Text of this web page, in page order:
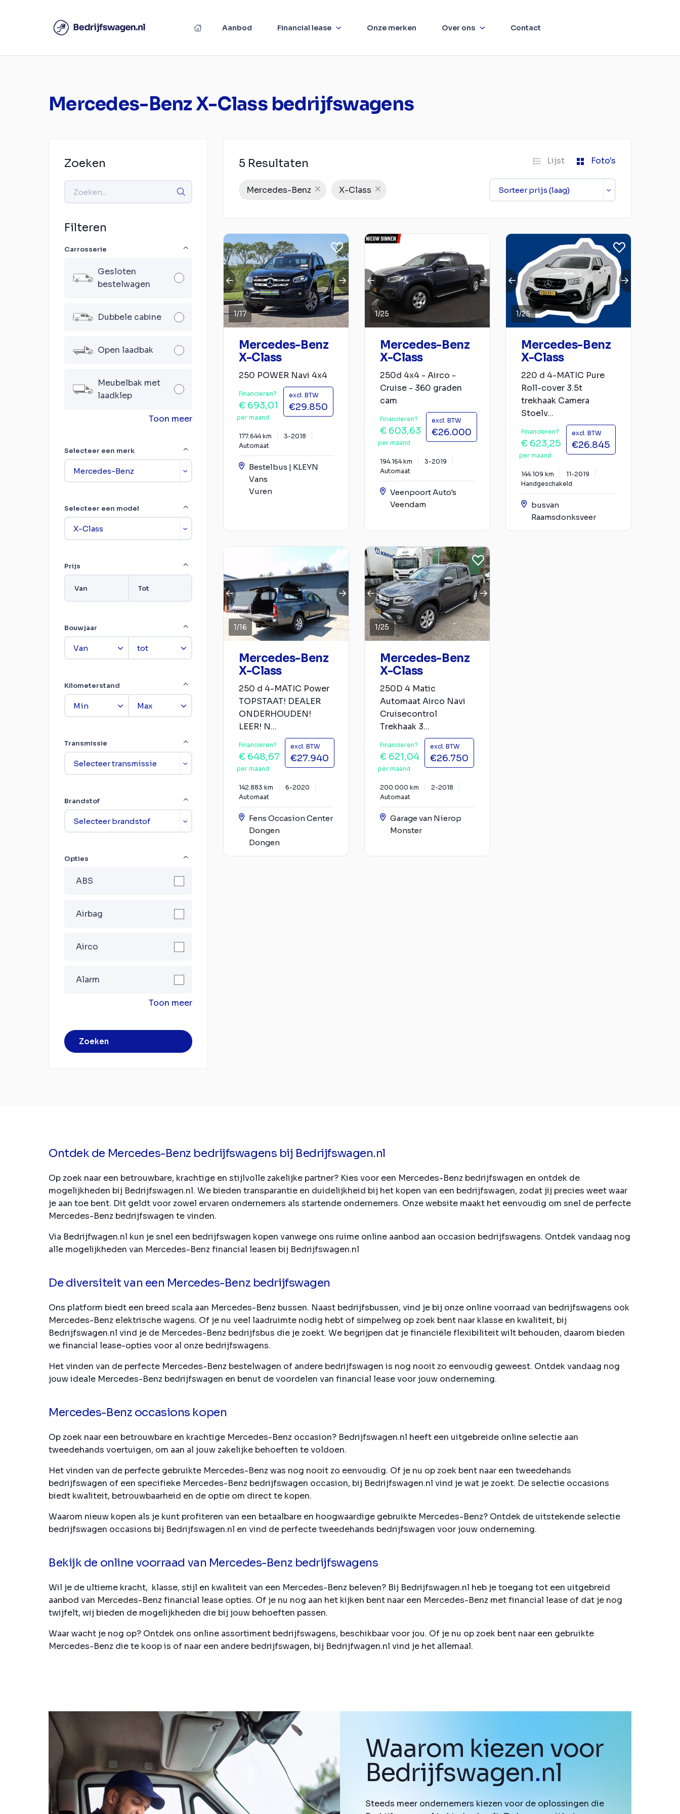
Aanbod Financial lease Onze merken Over ons Contact
Mercedes-Benz X-Class bedrijfswagens
Zoeken
Filteren
Carrosserie
Gesloten
bestelwagen
Dubbele cabine
Open laadbak
Meubelbak met
laadklep
Toon meer
Selecteer een merk
Selecteer een model
Prijs
Van Tot
Bouwjaar
Kilometerstand
Transmissie
Brandstof
Opties
ABS
Airbag
Airco
Alarm
Toon meer
Zoeken
5 Resultaten Lijst Foto's
Mercedes-Benz X-Class
1/17
Mercedes-Benz
X-Class
250 POWER Navi 4x4
Financieren?
€ 693,01
per maand
excl. BTW
€29.850
177.644 km
3-2018
Automaat
Bestelbus | KLEYN
Vans
Vuren
1/25
Mercedes-Benz
X-Class
250d 4x4 - Airco -
Cruise - 360 graden
cam
Financieren?
€ 603,63
per maand
excl. BTW
€26.000
194.164 km
3-2019
Automaat
Veenpoort Auto's
Veendam
1/25
Mercedes-Benz
X-Class
220 d 4-MATIC Pure
Roll-cover 3.5t
trekhaak Camera
Stoelv...
Financieren?
€ 623,25
per maand
excl. BTW
€26.845
144.109 km
11-2019
Handgeschakeld
busvan
Raamsdonksveer
1/16
Mercedes-Benz
X-Class
250 d 4-MATIC Power
TOPSTAAT! DEALER
ONDERHOUDEN!
LEER! N...
Financieren?
€ 648,67
per maand
excl. BTW
€27.940
142.883 km
6-2020
Automaat
Fens Occasion Center
Dongen
Dongen
1/25
Mercedes-Benz
X-Class
250D 4 Matic
Automaat Airco Navi
Cruisecontrol
Trekhaak 3...
Financieren?
€ 621,04
per maand
excl. BTW
€26.750
200.000 km
2-2018
Automaat
Garage van Nierop
Monster
Ontdek de Mercedes-Benz bedrijfswagens bij Bedrijfswagen.nl
Op zoek naar een betrouwbare, krachtige en stijlvolle zakelijke partner? Kies voor een Mercedes-Benz bedrijfswagen en ontdek de
mogelijkheden bij Bedrijfswagen.nl. We bieden transparantie en duidelijkheid bij het kopen van een bedrijfswagen, zodat jij precies weet waar
je aan toe bent. Dit geldt voor zowel ervaren ondernemers als startende ondernemers. Onze website maakt het eenvoudig om snel de perfecte
Mercedes-Benz bedrijfswagen te vinden.
Via Bedrijfwagen.nl kun je snel een bedrijfswagen kopen vanwege ons ruime online aanbod aan occasion bedrijfswagens. Ontdek vandaag nog
alle mogelijkheden van Mercedes-Benz financial leasen bij Bedrijfswagen.nl
De diversiteit van een Mercedes-Benz bedrijfswagen
Ons platform biedt een breed scala aan Mercedes-Benz bussen. Naast bedrijfsbussen, vind je bij onze online voorraad van bedrijfswagens ook
Mercedes-Benz elektrische wagens. Of je nu veel laadruimte nodig hebt of simpelweg op zoek bent naar klasse en kwaliteit, bij
Bedrijfswagen.nl vind je de Mercedes-Benz bedrijfsbus die je zoekt. We begrijpen dat je financiële flexibiliteit wilt behouden, daarom bieden
we financial lease-opties voor al onze bedrijfswagens.
Het vinden van de perfecte Mercedes-Benz bestelwagen of andere bedrijfswagen is nog nooit zo eenvoudig geweest. Ontdek vandaag nog
jouw ideale Mercedes-Benz bedrijfswagen en benut de voordelen van financial lease voor jouw onderneming.
Mercedes-Benz occasions kopen
Op zoek naar een betrouwbare en krachtige Mercedes-Benz occasion? Bedrijfswagen.nl heeft een uitgebreide online selectie aan
tweedehands voertuigen, om aan al jouw zakelijke behoeften te voldoen.
Het vinden van de perfecte gebruikte Mercedes-Benz was nog nooit zo eenvoudig. Of je nu op zoek bent naar een tweedehands
bedrijfswagen of een specifieke Mercedes-Benz bedrijfswagen occasion, bij Bedrijfswagen.nl vind je wat je zoekt. De selectie occasions
biedt kwaliteit, betrouwbaarheid en de optie om direct te kopen.
Waarom nieuw kopen als je kunt profiteren van een betaalbare en hoogwaardige gebruikte Mercedes-Benz? Ontdek de uitstekende selectie
bedrijfswagen occasions bij Bedrijfswagen.nl en vind de perfecte tweedehands bedrijfswagen voor jouw onderneming.
Bekijk de online voorraad van Mercedes-Benz bedrijfswagens
Wil je de ultieme kracht, klasse, stijl en kwaliteit van een Mercedes-Benz beleven? Bij Bedrijfswagen.nl heb je toegang tot een uitgebreid
aanbod van Mercedes-Benz financial lease opties. Of je nu nog aan het kijken bent naar een Mercedes-Benz met financial lease of dat je nog
twijfelt, wij bieden de mogelijkheden die bij jouw behoeften passen.
Waar wacht je nog op? Ontdek ons online assortiment bedrijfswagens, beschikbaar voor jou. Of je nu op zoek bent naar een gebruikte
Mercedes-Benz die te koop is of naar een andere bedrijfswagen, bij Bedrijfwagen.nl vind je het allemaal.
Waarom kiezen voor
Bedrijfswagen.nl
Steeds meer ondernemers kiezen voor de oplossingen die